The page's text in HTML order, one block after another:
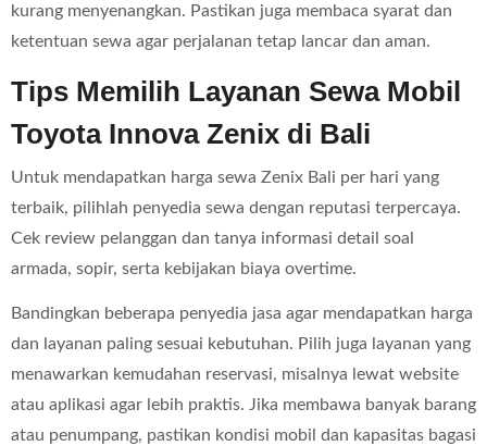
kurang menyenangkan. Pastikan juga membaca syarat dan
ketentuan sewa agar perjalanan tetap lancar dan aman.
Tips Memilih Layanan Sewa Mobil
Toyota Innova Zenix di Bali
Untuk mendapatkan harga sewa Zenix Bali per hari yang
terbaik, pilihlah penyedia sewa dengan reputasi terpercaya.
Cek review pelanggan dan tanya informasi detail soal
armada, sopir, serta kebijakan biaya overtime.
Bandingkan beberapa penyedia jasa agar mendapatkan harga
dan layanan paling sesuai kebutuhan. Pilih juga layanan yang
menawarkan kemudahan reservasi, misalnya lewat website
atau aplikasi agar lebih praktis. Jika membawa banyak barang
atau penumpang, pastikan kondisi mobil dan kapasitas bagasi